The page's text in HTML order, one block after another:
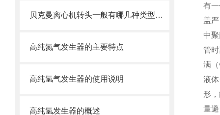
贝克曼离心机转头一般有哪几种类型呢？
高纯氮气发生器的主要特点
高纯氢气发生器的使用说明
高纯氢发生器的概述
有
盖
中
管
满
液
形
量